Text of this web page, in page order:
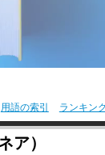
用語の索引 ランキン
ア）